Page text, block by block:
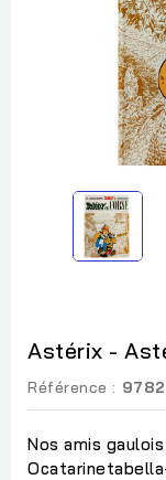
Astérix -
Référence :
Nos amis